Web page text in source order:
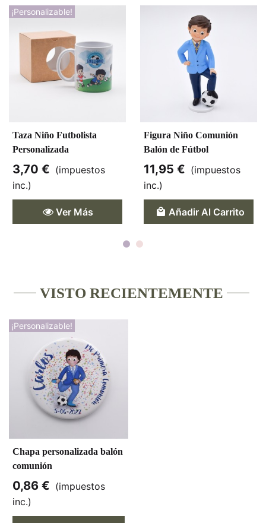
¡Personalizable!
Taza Niño Futbolista
Personalizada
3,70 € (impuestos
inc.)
Ver Más
Figura Niño Comunión
Balón de Fútbol
11,95 € (impuestos
inc.)
Añadir Al Carrito
VISTO RECIENTEMENTE
¡Personalizable!
Chapa personalizada balón
comunión
0,86 € (impuestos
inc.)